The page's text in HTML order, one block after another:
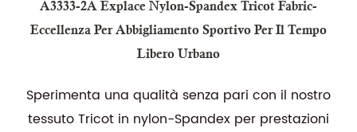
A3333-2A Explace Nylon-Spandex Tricot Fabric-
Eccellenza Per Abbigliamento Sportivo Per Il Tempo
Libero Urbano
Sperimenta una qualità senza pari con il nostro
tessuto Tricot in nylon-Spandex per prestazioni